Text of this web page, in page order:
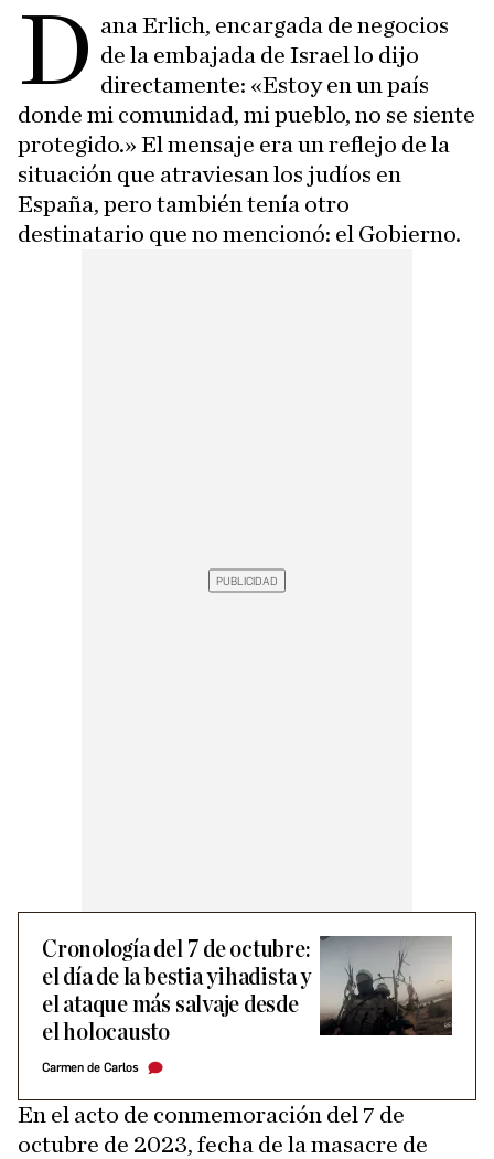
D ana Erlich, encargada de negocios
de la embajada de Israel lo dijo
directamente: «Estoy en un país
donde mi comunidad, mi pueblo, no se siente
protegido.» El mensaje era un reflejo de la
situación que atraviesan los judíos en
España, pero también tenía otro
destinatario que no mencionó: el Gobierno.
Cronología del 7 de octubre:
el día de la bestia yihadista y
el ataque más salvaje desde
el holocausto
Carmen de Carlos
En el acto de conmemoración del 7 de
octubre de 2023, fecha de la masacre de